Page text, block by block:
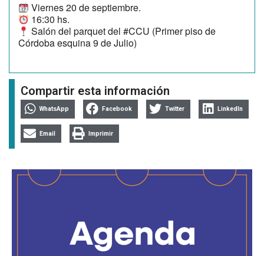
Viernes 20 de septiembre.
16:30 hs.
Salón del parquet del #CCU (Primer piso de
Córdoba esquina 9 de Julio)
Compartir esta información
WhatsApp Facebook Twitter LinkedIn
Email Imprimir